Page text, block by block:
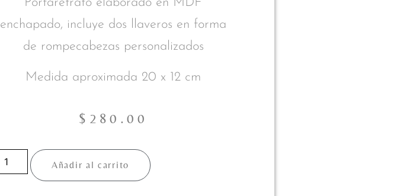
Portaretrato elaborado en MDF
enchapado, incluye dos llaveros en forma
de rompecabezas personalizados
Medida aproximada 20 x 12 cm
$ 280.00
Añadir al carrito